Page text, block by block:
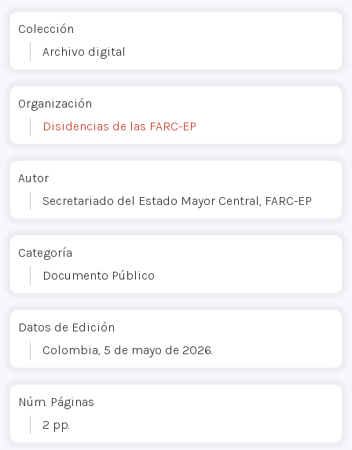
Colección
Archivo digital
Organización
Disidencias de las FARC-EP
Autor
Secretariado del Estado Mayor Central, FARC-EP
Categoría
Documento Público
Datos de Edición
Colombia, 5 de mayo de 2026.
Núm. Páginas
2 pp.